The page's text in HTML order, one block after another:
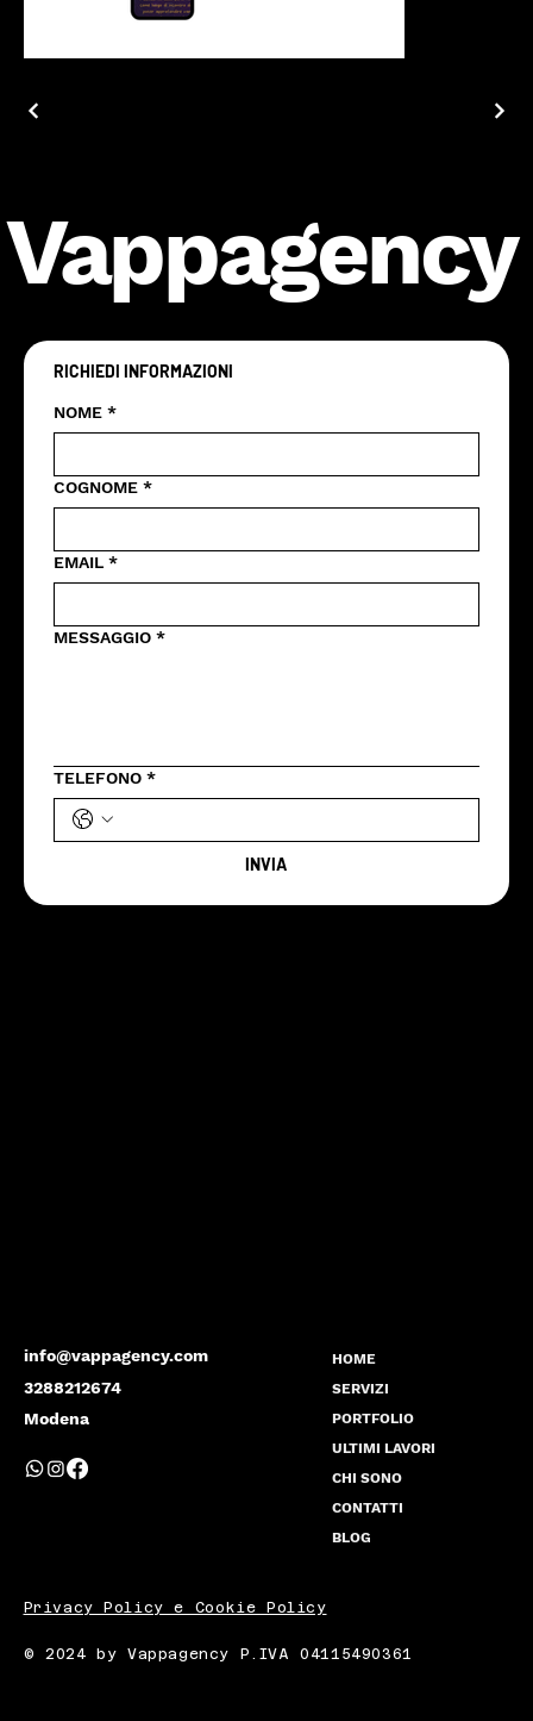
Vappagency
info@vappagency.com
3288212674
Modena
HOME
SERVIZI
PORTFOLIO
ULTIMI LAVORI
CHI SONO
CONTATTI
BLOG
RICHIEDI INFORMAZIONI
NOME *
COGNOME *
EMAIL *
MESSAGGIO *
TELEFONO *
INVIA
Privacy Policy e Cookie Policy
© 2024 by Vappagency P.IVA 04115490361